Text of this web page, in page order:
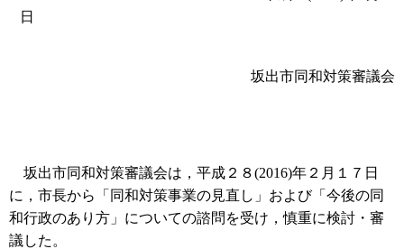
日
坂出市同和対策審議会
坂出市同和対策審議会は，平成２８(2016)年２月１７日
に，市長から「同和対策事業の見直し」および「今後の同
和行政のあり方」についての諮問を受け，慎重に検討・審
議した。